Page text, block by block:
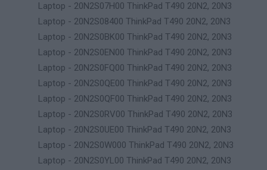
Laptop - 20N2S07H00 ThinkPad T490 20N2, 20N3
Laptop - 20N2S08400 ThinkPad T490 20N2, 20N3
Laptop - 20N2S0BK00 ThinkPad T490 20N2, 20N3
Laptop - 20N2S0EN00 ThinkPad T490 20N2, 20N3
Laptop - 20N2S0FQ00 ThinkPad T490 20N2, 20N3
Laptop - 20N2S0QE00 ThinkPad T490 20N2, 20N3
Laptop - 20N2S0QF00 ThinkPad T490 20N2, 20N3
Laptop - 20N2S0RV00 ThinkPad T490 20N2, 20N3
Laptop - 20N2S0UE00 ThinkPad T490 20N2, 20N3
Laptop - 20N2S0W000 ThinkPad T490 20N2, 20N3
Laptop - 20N2S0YL00 ThinkPad T490 20N2, 20N3